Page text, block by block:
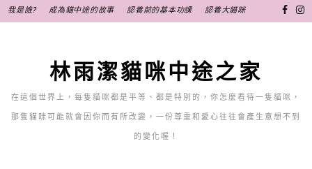
至
我是誰? 成為貓中途的故事 認養前的基本功課 認養大貓咪
林雨潔貓咪中途之家
在這個世界上，每隻貓咪都是平等、都是特別的，你怎麼看待一隻貓咪，
那隻貓咪可能就會因你而有所改變，一份尊重和愛心往往會產生意想不到
的變化喔！